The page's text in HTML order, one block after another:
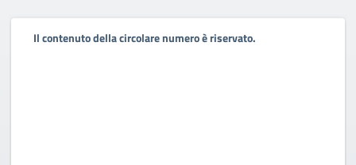
Il contenuto della circolare numero è riservato.